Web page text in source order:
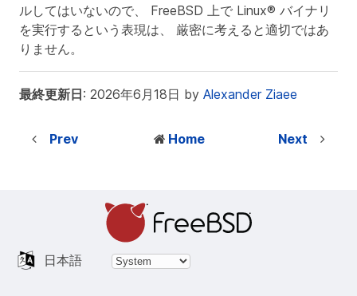
ルしてはいないので、 FreeBSD 上で Linux® バイナリ
を実行するという表現は、 厳密に考えると適切ではあ
りません。
最終更新日: 2026年6月18日 by Alexander Ziaee
Prev Home Next
日本語